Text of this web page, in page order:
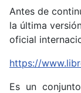
Antes de
la última
oficial
https://
Es un